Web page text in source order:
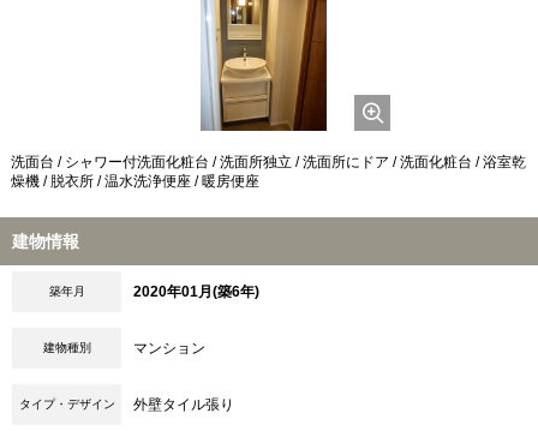
洗面台 / シャワー付洗面化粧台 / 洗面所独立 / 洗面所にドア / 洗面化粧台 / 浴室乾
燥機 / 脱衣所 / 温水洗浄便座 / 暖房便座
建物情報
築年月 2020年01月(築6年)
建物種別 マンション
タイプ・デザイン 外壁タイル張り